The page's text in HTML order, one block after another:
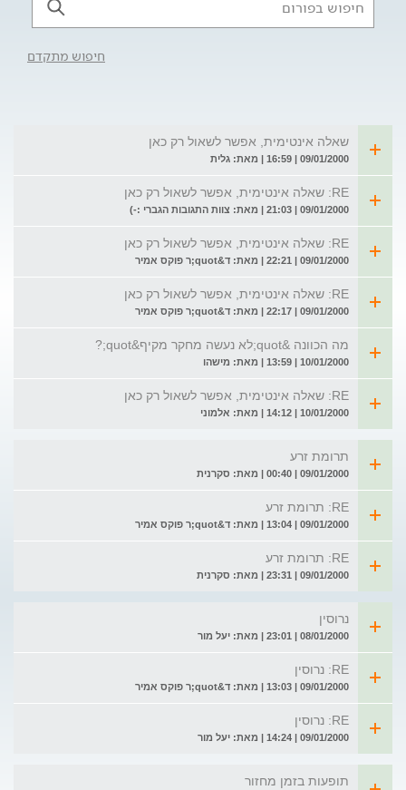
חיפוש מתקדם
שאלה אינטימית, אפשר לשאול רק כאן
09/01/2000 | 16:59 | מאת: גלית
RE: שאלה אינטימית, אפשר לשאול רק כאן
09/01/2000 | 21:03 | מאת: צוות התגובות הגברי :-)
RE: שאלה אינטימית, אפשר לשאול רק כאן
09/01/2000 | 22:21 | מאת: ד&quot;ר פוקס אמיר
RE: שאלה אינטימית, אפשר לשאול רק כאן
09/01/2000 | 22:17 | מאת: ד&quot;ר פוקס אמיר
מה הכוונה &quot;לא נעשה מחקר מקיף&quot;?
10/01/2000 | 13:59 | מאת: מישהו
RE: שאלה אינטימית, אפשר לשאול רק כאן
10/01/2000 | 14:12 | מאת: אלמוני
תרומת זרע
09/01/2000 | 00:40 | מאת: סקרנית
RE: תרומת זרע
09/01/2000 | 13:04 | מאת: ד&quot;ר פוקס אמיר
RE: תרומת זרע
09/01/2000 | 23:31 | מאת: סקרנית
נרוסין
08/01/2000 | 23:01 | מאת: יעל מור
RE: נרוסין
09/01/2000 | 13:03 | מאת: ד&quot;ר פוקס אמיר
RE: נרוסין
09/01/2000 | 14:24 | מאת: יעל מור
תופעות בזמן מחזור